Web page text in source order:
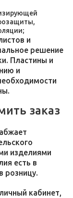
и
решение
Пластины и
и
заказ
изделиями
есть в
розницу.
кабинет,